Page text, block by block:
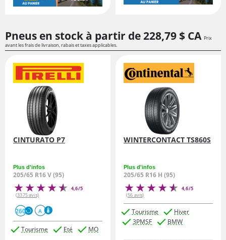
Pneus en stock à partir de228,79 $ CA Prix
avant les frais de livraison, rabais et taxes applicables.
CINTURATO P7
Plus d'infos
205/65 R16 V (95)
4,6/5
(3375 avis)
260 A
Tourisme Eté MO
WINTERCONTACT TS860S
Plus d'infos
205/65 R16 H (95)
4,6/5
(56 avis)
Tourisme
Hiver
3PMSF
BMW